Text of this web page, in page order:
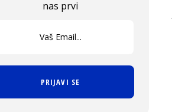
nas prvi
PRIJAVI SE